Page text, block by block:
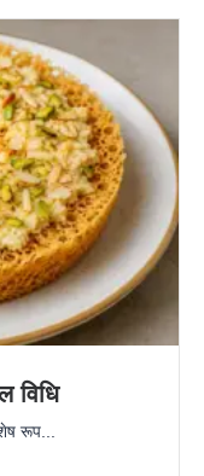
विधि
रूप...